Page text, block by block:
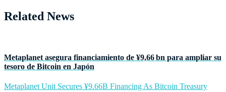
Related News
Metaplanet asegura financiamiento de ¥9,66 bn para ampliar su
tesoro de Bitcoin en Japón
Metaplanet Unit Secures ¥9.66B Financing As Bitcoin Treasury